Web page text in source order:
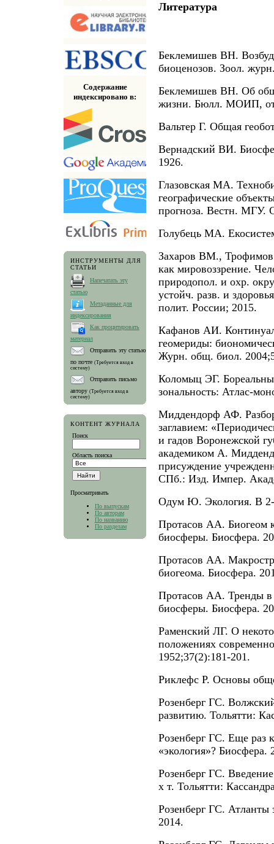
Содержание
индексировано в:
ИНСТРУМЕНТЫ ДЛЯ
СТАТЬИ
Напечатать эту
статью
Метаданные для
индексирования
Как процитировать
материал
Отправить эту статью
по почте (Требуется вход в
систему)
Отправить письмо
автору (Требуется вход в
систему)
КОНТЕНТ ЖУРНАЛА
Поиск
Область поиска
Просматривать
По выпускам
По авторам
По названию
По разделам
Литература
Беклемишев ВН.
биоценозов. Зоол.
Беклемишев ВН. Об
жизни. Бюлл. МОИП,
Вальтер Г. Общая
Вернадский ВИ.
1926.
Глазовская МА.
географические
прогноза. Вестн. МГУ.
Голубець МА.
Захаров ВМ., Трофимов
как мировоззрение.
природопол. и охр.
устойч. разв. и
полит. России; 2015.
Кафанов АИ.
геомериды:
Журн. общ. биол.
Коломыц ЭГ.
зональность: Атлас-
Миддендорф АФ.
заглавием:
и гадов Воронежской
академиком А.
присуждение
СПб.: Изд. Импер.
Одум Ю. Экология. В
Протасов АА. Биогеом
биосферы. Биосфера.
Протасов АА.
биогеома. Биосфера.
Протасов АА. Тренды
биосферы. Биосфера.
Раменский ЛГ. О
положениях
1952;37(2):181-201.
Риклефс Р. Основы
Розенберг ГС.
развитию. Тольятти:
Розенберг ГС. Еще раз
«экология»? Биосфера.
Розенберг ГС.
х т. Тольятти:
Розенберг ГС. Атланты
2014.